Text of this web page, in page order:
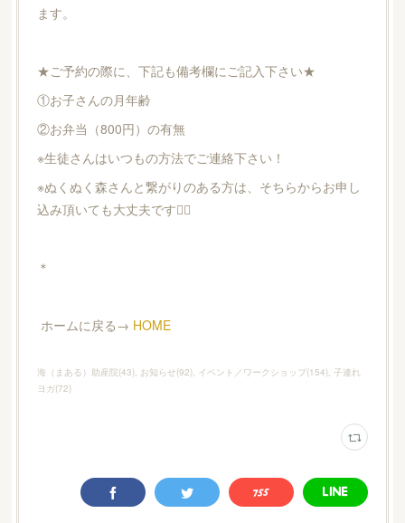
ます。
★ご予約の際に、下記も備考欄にご記入下さい★
①お子さんの月年齢
②お弁当（800円）の有無
※生徒さんはいつもの方法でご連絡下さい！
※ぬくぬく森さんと繋がりのある方は、そちらからお申し
込み頂いても大丈夫です🙆‍♀️
＊
ホームに戻る→ HOME
海（まある）助産院(43) お知らせ(92) イベント／ワークショップ(154) 子連れ
ヨガ(72)